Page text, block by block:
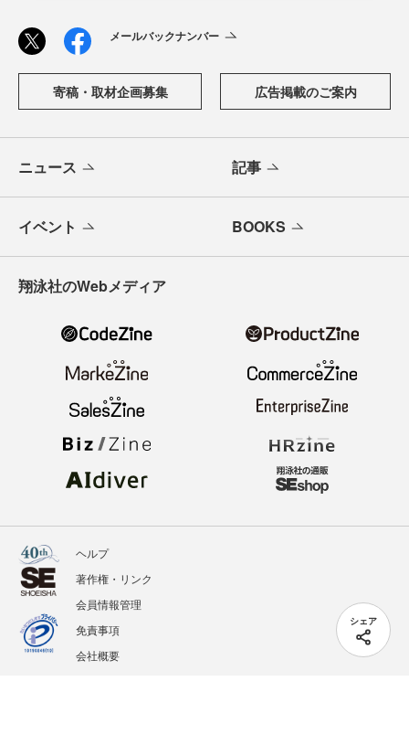
シェア
メールバックナンバー
寄稿・取材企画募集 広告掲載のご案内
ニュース 記事
イベント BOOKS
翔泳社のWebメディア
ヘルプ
著作権・リンク
会員情報管理
免責事項
会社概要